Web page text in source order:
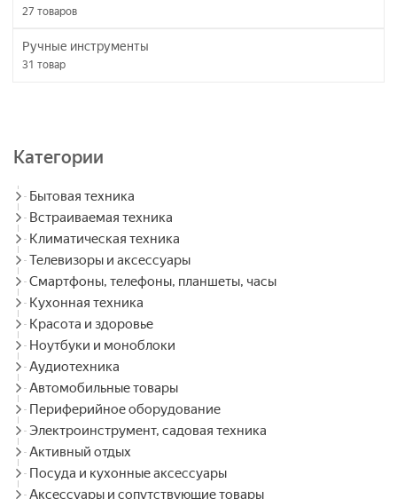
27 товаров
Ручные инструменты
31 товар
Категории
Бытовая техника
Встраиваемая техника
Климатическая техника
Телевизоры и аксессуары
Смартфоны, телефоны, планшеты, часы
Кухонная техника
Красота и здоровье
Ноутбуки и моноблоки
Аудиотехника
Автомобильные товары
Периферийное оборудование
Электроинструмент, садовая техника
Активный отдых
Посуда и кухонные аксессуары
Аксессуары и сопутствующие товары